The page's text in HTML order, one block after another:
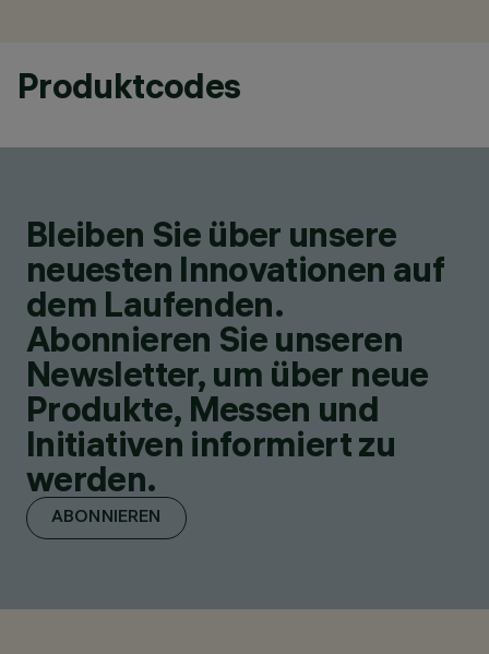
Produktcodes
Bleiben Sie über unsere
neuesten Innovationen auf
dem Laufenden.
Abonnieren Sie unseren
Newsletter, um über neue
Produkte, Messen und
Initiativen informiert zu
werden.
ABONNIEREN